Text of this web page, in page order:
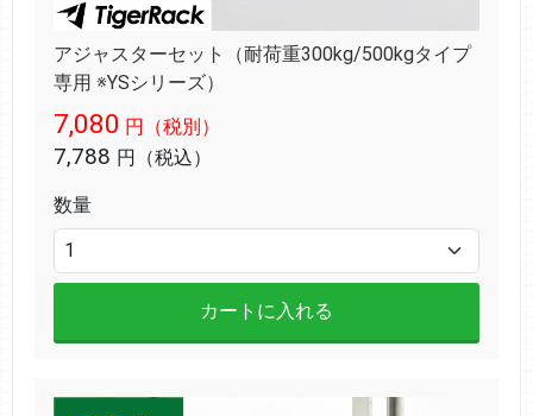
アジャスターセット（耐荷重300kg/500kgタイプ
専用 ※YSシリーズ）
7,080 円（税別）
7,788 円（税込）
数量
カートに入れる